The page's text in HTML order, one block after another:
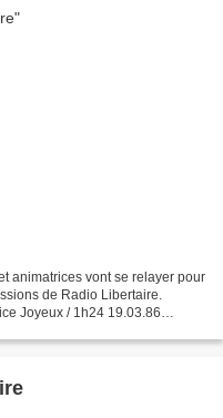
animatrices vont se relayer pour
de Radio Libertaire.
Joyeux / 1h24 19.03.86